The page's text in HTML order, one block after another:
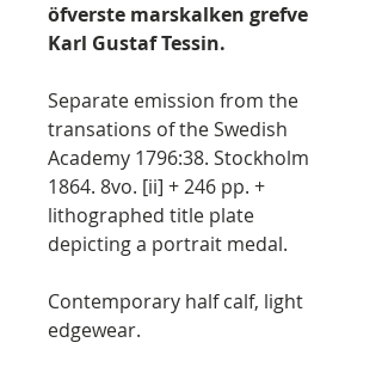
öfverste marskalken grefve
Karl Gustaf Tessin.
Separate emission from the
transations of the Swedish
Academy 1796:38. Stockholm
1864. 8vo. [ii] + 246 pp. +
lithographed title plate
depicting a portrait medal.
Contemporary half calf, light
edgewear.